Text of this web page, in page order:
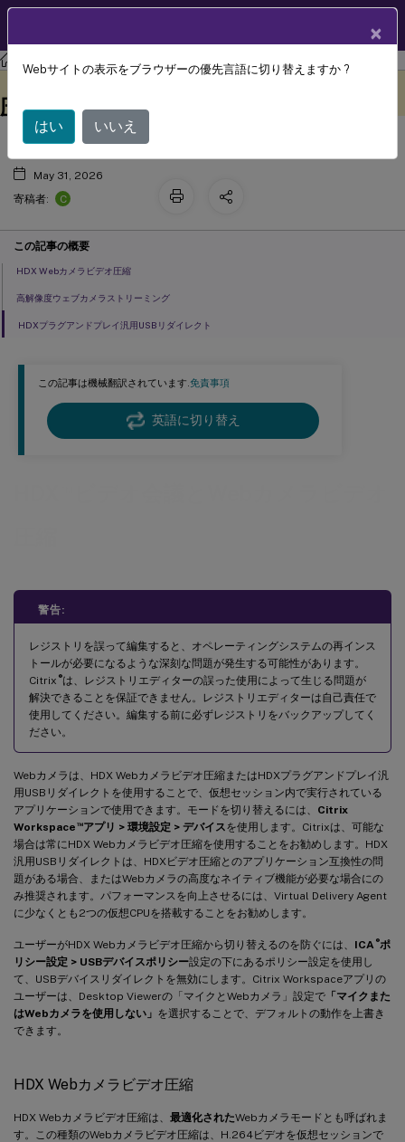
この記事は機械翻訳されています.免責事項
英語に切り替え
警告:
レジストリを誤って編集すると、オペレーティングシステムの再インス
トールが必要になるような深刻な問題が発生する可能性があります。
Citrix ®は、レジストリエディターの誤った使用によって生じる問題が
解決できることを保証できません。レジストリエディターは自己責任で
使用してください。編集する前に必ずレジストリをバックアップしてく
ださい。
Webカメラは、HDX Webカメラビデオ圧縮またはHDXプラグアンドプレイ汎
用USBリダイレクトを使用することで、仮想セッション内で実行されている
アプリケーションで使用できます。モードを切り替えるには、 Citrix
Workspace ™アプリ > 環境設定 > デバイスを使用します。Citrixは、可能な
場合は常にHDX Webカメラビデオ圧縮を使用することをお勧めします。HDX
汎用USBリダイレクトは、HDXビデオ圧縮とのアプリケーション互換性の問
題がある場合、またはWebカメラの高度なネイティブ機能が必要な場合にの
み推奨されます。パフォーマンスを向上させるには、Virtual Delivery Agent
に少なくとも2つの仮想CPUを搭載することをお勧めします。
ユーザーがHDX Webカメラビデオ圧縮から切り替えるのを防ぐには、 ICA ®ポ
リシー設定 > USBデバイスポリシー設定の下にあるポリシー設定を使用し
て、USBデバイスリダイレクトを無効にします。Citrix Workspaceアプリの
ユーザーは、Desktop Viewerの「マイクとWebカメラ」設定で 「マイクまた
はWebカメラを使用しない」 を選択することで、デフォルトの動作を上書き
できます。
HDX Webカメラビデオ圧縮
HDX Webカメラビデオ圧縮は、 最適化されたWebカメラモードとも呼ばれま
す。この種類のWebカメラビデオ圧縮は、H.264ビデオを仮想セッションで
HDX ™ ビデオ会議とWebカメラビデオ
圧縮
May 31, 2026
寄稿者:
C
この記事の概要
HDX Webカメラビデオ圧縮
高解像度ウェブカメラストリーミング
HDXプラグアンドプレイ汎用USBリダイレクト
×
Webサイトの表示をブラウザーの優先言語に切り替えますか ?
はい いいえ